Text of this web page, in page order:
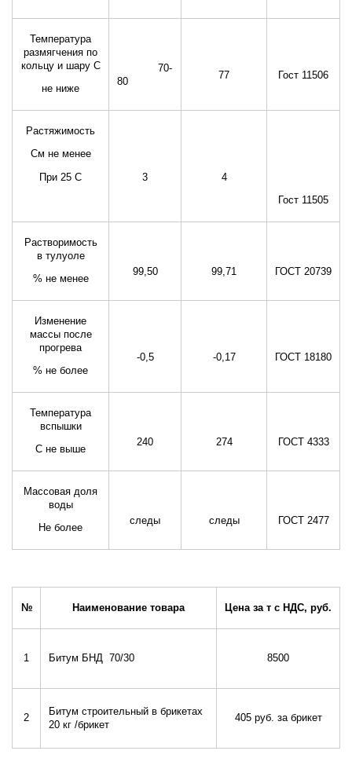
Температура
размягчения по
кольцу и шару С
не ниже
70-
80
77 Гост 11506
Растяжимость
См не менее
При 25 С 3 4
Гост 11505
Растворимость
в тулуоле
% не менее
99,50 99,71 ГОСТ 20739
Изменение
массы после
прогрева
% не более
-0,5 -0,17 ГОСТ 18180
Температура
вспышки
С не выше
240 274 ГОСТ 4333
Массовая доля
воды
Не более
следы следы ГОСТ 2477
№ Наименование товара Цена за т с НДС, руб.
1 Битум БНД 70/30 8500
2
Битум строительный в брикетах
20 кг /брикет
405 руб. за брикет